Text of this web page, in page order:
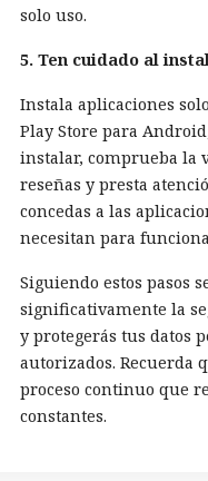
solo uso.
5. Ten cuidado al
Instala aplicaciones
Play Store para
instalar, comprueba la
reseñas y presta
concedas a las
necesitan para
Siguiendo estos pasos
significativamente la
y protegerás tus datos
autorizados. Recuerda
proceso continuo que
constantes.